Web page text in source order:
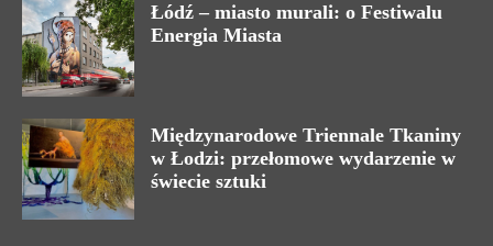
Łódź – miasto murali: o Festiwalu
Energia Miasta
Międzynarodowe Triennale Tkaniny
w Łodzi: przełomowe wydarzenie w
świecie sztuki